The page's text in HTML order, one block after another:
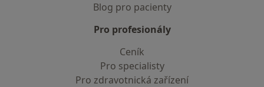
Blog pro pacienty
Pro profesionály
Ceník
Pro specialisty
Pro zdravotnická zařízení